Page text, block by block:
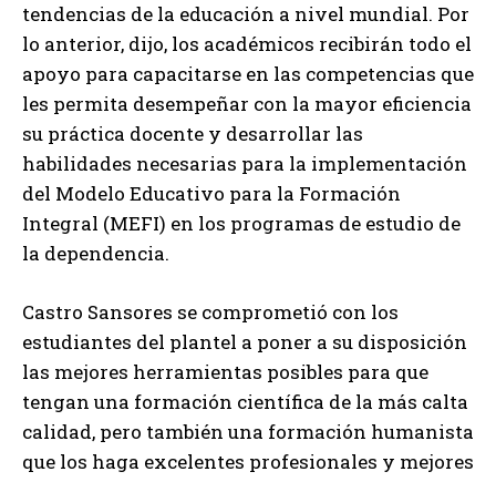
tendencias de la educación a nivel mundial. Por
lo anterior, dijo, los académicos recibirán todo el
apoyo para capacitarse en las competencias que
les permita desempeñar con la mayor eficiencia
su práctica docente y desarrollar las
habilidades necesarias para la implementación
del Modelo Educativo para la Formación
Integral (MEFI) en los programas de estudio de
la dependencia.
Castro Sansores se comprometió con los
estudiantes del plantel a poner a su disposición
las mejores herramientas posibles para que
tengan una formación científica de la más calta
calidad, pero también una formación humanista
que los haga excelentes profesionales y mejores